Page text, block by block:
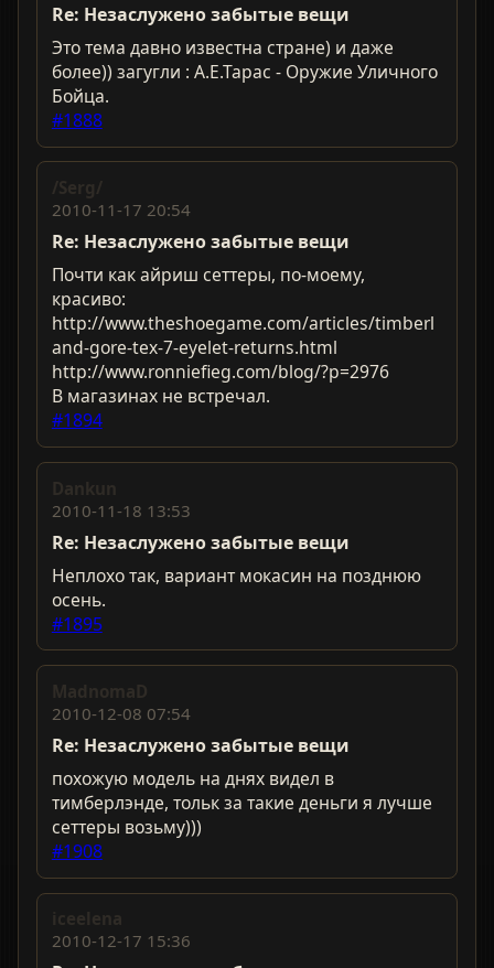
Re: Незаслужено забытые вещи
Это тема давно известна стране) и даже
более)) загугли : А.Е.Тарас - Оружие Уличного
Бойца.
#1888
/Serg/
2010-11-17 20:54
Re: Незаслужено забытые вещи
Почти как айриш сеттеры, по-моему,
красиво:
http://www.theshoegame.com/articles/timberl
and-gore-tex-7-eyelet-returns.html
http://www.ronniefieg.com/blog/?p=2976
В магазинах не встречал.
#1894
Dankun
2010-11-18 13:53
Re: Незаслужено забытые вещи
Неплохо так, вариант мокасин на позднюю
осень.
#1895
MadnomaD
2010-12-08 07:54
Re: Незаслужено забытые вещи
похожую модель на днях видел в
тимберлэнде, тольк за такие деньги я лучше
сеттеры возьму)))
#1908
iceelena
2010-12-17 15:36